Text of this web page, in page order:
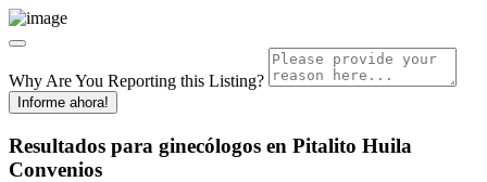
Why Are You Reporting this Listing?
Informe ahora!
Resultados para ginecólogos en Pitalito Huila
Convenios